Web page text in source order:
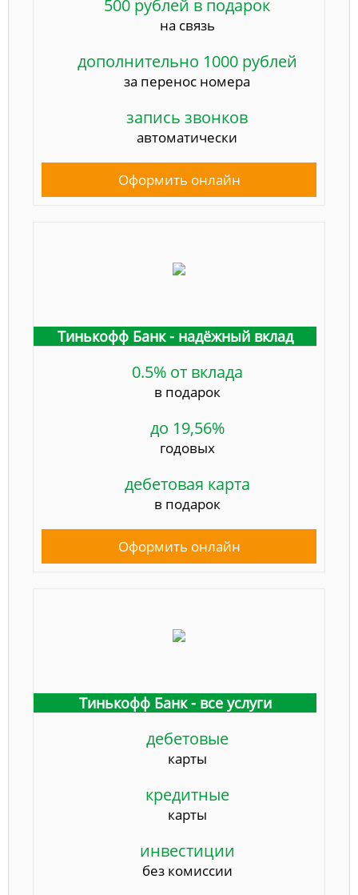
500 рублей в подарок
на связь
дополнительно 1000 рублей
за перенос номера
запись звонков
автоматически
Оформить онлайн
Тинькофф Банк - надёжный вклад
0.5% от вклада
в подарок
до 19,56%
годовых
дебетовая карта
в подарок
Оформить онлайн
Тинькофф Банк - все услуги
дебетовые
карты
кредитные
карты
инвестиции
без комиссии